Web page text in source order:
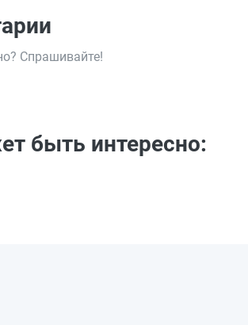
Спрашивайте!
быть интересно: